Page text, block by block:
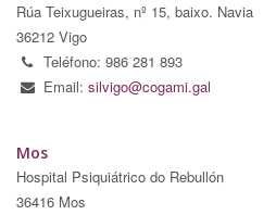
Rúa Teixugueiras, nº 15, baixo. Navia
36212 Vigo
Teléfono: 986 281 893
Email: silvigo@cogami.gal
Mos
Hospital Psiquiátrico do Rebullón
36416 Mos